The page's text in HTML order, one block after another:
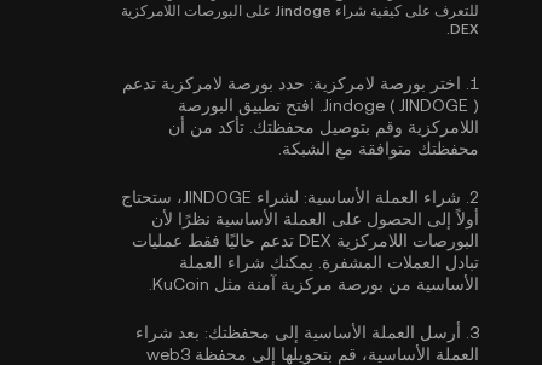
للتعرف على كيفية شراء Jindoge على البورصات اللامركزية
DEX.
1. اختر بورصة لامركزية: حدد بورصة لامركزية تدعم
Jindoge ( JINDOGE ). افتح تطبيق البورصة
اللامركزية وقم بتوصيل محفظتك. تأكد من أن
محفظتك متوافقة مع الشبكة.
2. شراء العملة الأساسية:
لشراء JINDOGE، ستحتاج
أولاً إلى الحصول على العملة الأساسية نظرًا لأن
البورصات اللامركزية DEX تدعم حاليًا فقط عمليات
تبادل العملات المشفرة. يمكنك شراء العملة
الأساسية من بورصة مركزية آمنة مثل KuCoin.
3. أرسل العملة الأساسية إلى محفظتك: بعد شراء
العملة الأساسية، قم بتحويلها إلى محفظة web3